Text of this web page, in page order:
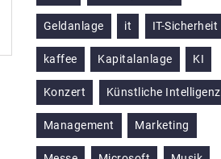
Geldanlage it IT-Sicherheit
kaffee Kapitalanlage KI
Konzert Künstliche Intelligenz
Management Marketing